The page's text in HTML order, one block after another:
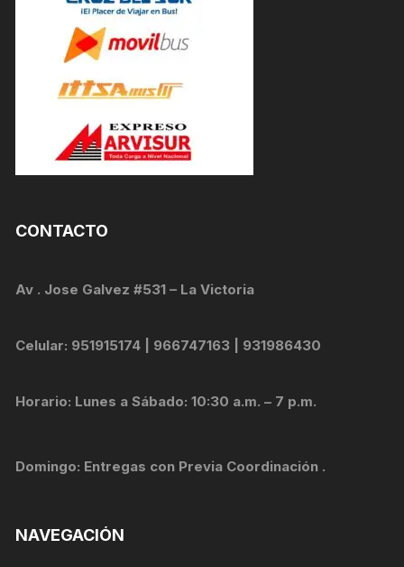
CONTACTO
Av . Jose Galvez #531 – La Victoria
Celular: 951915174 | 966747163 | 931986430
Horario: Lunes a Sábado: 10:30 a.m. – 7 p.m.
Domingo: Entregas con Previa Coordinación .
NAVEGACIÓN